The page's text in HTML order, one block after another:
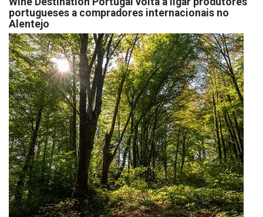
portugueses a compradores internacionais no
Alentejo